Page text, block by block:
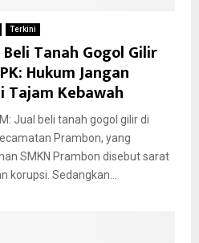
Terkini
Tanah Gogol Gilir
Hukum Jangan
Kebawah
Jual beli tanah gogol gilir di
Prambon, yang
SMKN Prambon disebut sarat
Sedangkan...